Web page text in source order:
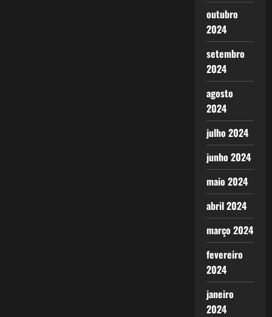
outubro
2024
setembro
2024
agosto
2024
julho 2024
junho 2024
maio 2024
abril 2024
março 2024
fevereiro
2024
janeiro
2024